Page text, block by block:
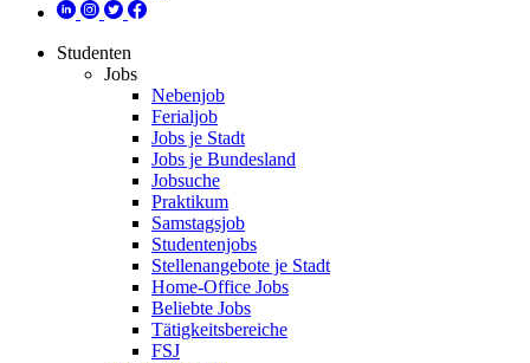
Studenten
Jobs
Nebenjob
Ferialjob
Jobs je Stadt
Jobs je Bundesland
Jobsuche
Praktikum
Samstagsjob
Studentenjobs
Stellenangebote je Stadt
Home-Office Jobs
Beliebte Jobs
Tätigkeitsbereiche
FSJ